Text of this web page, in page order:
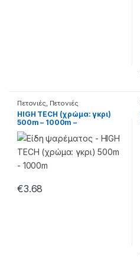
Πετονιές, Πετονιές
Monofilament
HIGH TECH (χρώμα: γκρι)
500m – 1000m –
30.48.21.522
€3.68